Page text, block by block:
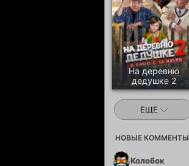
На деревню
дедушке 2
ЕЩЕ
НОВЫЕ КОММЕНТЫ
Колобок